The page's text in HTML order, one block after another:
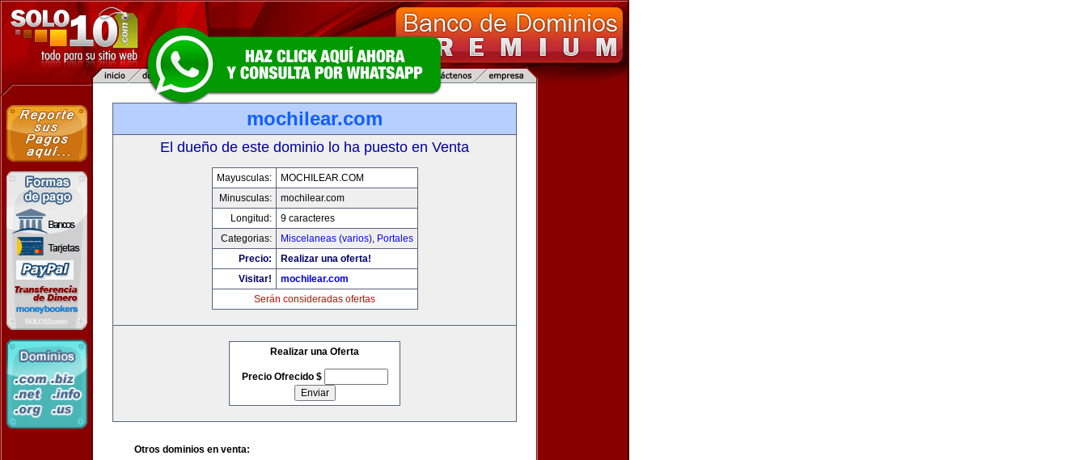
mochilear.com
El dueño de este dominio lo ha puesto en Venta
Mayusculas:
MOCHILEAR.COM
Minusculas:
mochilear.com
Longitud:
9 caracteres
Categorias:
Miscelaneas (varios), Portales
Precio:
Realizar una oferta!
Visitar!
mochilear.com
Serán consideradas ofertas
Realizar una Oferta
Precio Ofrecido $
Otros dominios en venta: